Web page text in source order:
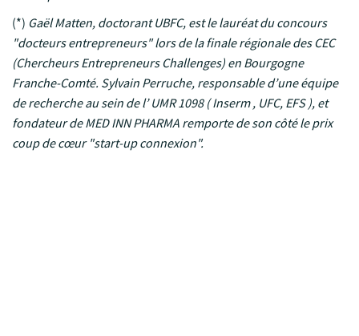
(*) Gaël Matten, doctorant UBFC, est le lauréat du concours
"docteurs entrepreneurs" lors de la finale régionale des CEC
(Chercheurs Entrepreneurs Challenges) en Bourgogne
Franche-Comté. Sylvain Perruche, responsable d’une équipe
de recherche au sein de l’ UMR 1098 ( Inserm , UFC, EFS ), et
fondateur de MED INN PHARMA remporte de son côté le prix
coup de cœur "start-up connexion".